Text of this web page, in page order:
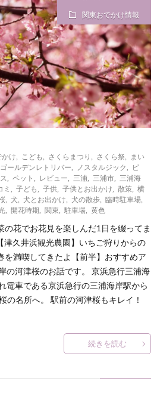
l
e
n
d
a
y
s
っ
て
何
？
合
わ
せ
関東おでかけ情報
かけ こども さくらまつり さくら祭
まい
ゴールデンレトリバー ノスタルジック
ピ
ペット レビュー 三浦 三浦市
三浦海
ミ 子ども 子供 子供とお出かけ 散策
横
犬 犬とお出かけ 犬の散歩 臨時駐車場
開花時期 関東 駐車場 黄色
花でお花見を楽しんだ1日を綴ってま
津久井浜観光農園】いちご狩りからの
を満喫してきたよ【前半】おすすめア
の河津桜のお話です。 京浜急行三浦海
電車である京浜急行の三浦海岸駅から
の名所へ。 駅前の河津桜もキレイ！
続きを読む